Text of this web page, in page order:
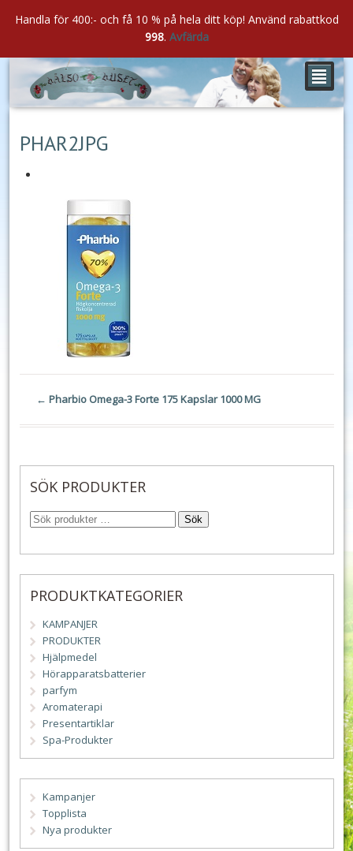
²
PHAR2JPG
← Pharbio Omega-3 Forte 175 Kapslar 1000 MG
SÖK PRODUKTER
Sök
PRODUKTKATEGORIER
KAMPANJER
PRODUKTER
Hjälpmedel
Hörapparatsbatterier
parfym
Aromaterapi
Presentartiklar
Spa-Produkter
Kampanjer
Topplista
Nya produkter
Handla för 400:- och få 10 % på hela ditt köp! Använd rabattkod
998. Avfärda